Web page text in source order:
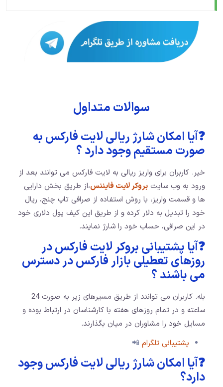
سوالات متداول
❓آیا امکان شارژ ریالی لایت فارکس به
صورت مستقیم وجود دارد ؟
خیر. کاربران برای واریز ریالی به لایت فارکس می توانند بعد از
ورود به وب سایت بروکر لایت فایننس،‌از طریق بخش دارایی
ها و قسمت واریز، با روش استفاده از صرافی تاپ چنج، ریال
خود را تبدیل به دلار کرده و از طریق این کیف پول دلاری خود
در این صرافی، حساب خود را شارژ نمایند.
❓آیا پشتیبانی بروکر لایت فارکس در
روزهای تعطیلی بازار فارکس در دسترس
می باشند ؟
بله. کاربران می توانند از طریق مسیرهای زیر به صورت 24
ساعته و در تمام روزهای هفته با کارشناسان در ارتباط بوده و
مسايل خود را مشاوران در میان بگذارند.
پشتیبانی تلگرام 📲
❓آیا امکان شارژ ریالی لایت فارکس وجود
دارد؟